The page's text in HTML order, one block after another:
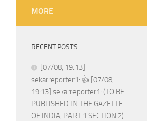
MORE
RECENT POSTS
[07/08, 19:13]
sekarreporter1: 👍 [07/08,
19:13] sekarreporter1: (TO BE
PUBLISHED IN THE GAZETTE
OF INDIA, PART 1 SECTION 2)